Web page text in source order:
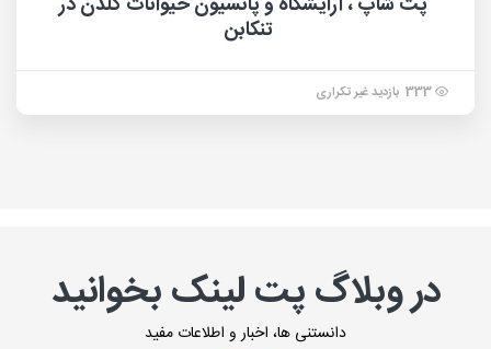
تنکابن
333 بازدید غیر تکراری
در وبلاگ پت لینک بخوانید
دانستنی ها، اخبار و اطلاعات مفید